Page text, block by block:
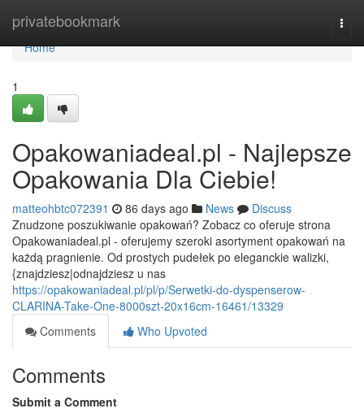
privatebookmark
Home
Home
1
Opakowaniadeal.pl - Najlepsze
Opakowania Dla Ciebie!
matteohbtc072391 86 days ago News
Discuss
Znudzone poszukiwanie opakowań? Zobacz co oferuje strona
Opakowaniadeal.pl - oferujemy szeroki asortyment opakowań na
każdą pragnienie. Od prostych pudełek po eleganckie walizki,
{znajdziesz|odnajdziesz u nas
https://opakowaniadeal.pl/pl/p/Serwetki-do-dyspenserow-
CLARINA-Take-One-8000szt-20x16cm-16461/13329
Comments
Who Upvoted
Comments
Submit a Comment